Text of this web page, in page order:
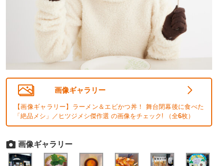
画像ギャラリー
【画像ギャラリー】ラーメン＆エビかつ丼！ 舞台閉幕後に食べた
「絶品メシ」／ヒツジメシ傑作選 の画像をチェック! （全6枚）
画像ギャラリー